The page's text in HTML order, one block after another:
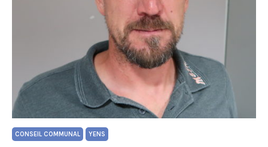
CONSEIL COMMUNAL YENS